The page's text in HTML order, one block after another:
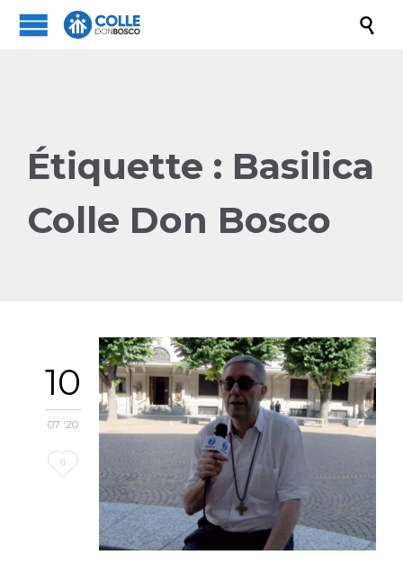

Étiquette : Basilica
Colle Don Bosco
10
07 '20
Love
0